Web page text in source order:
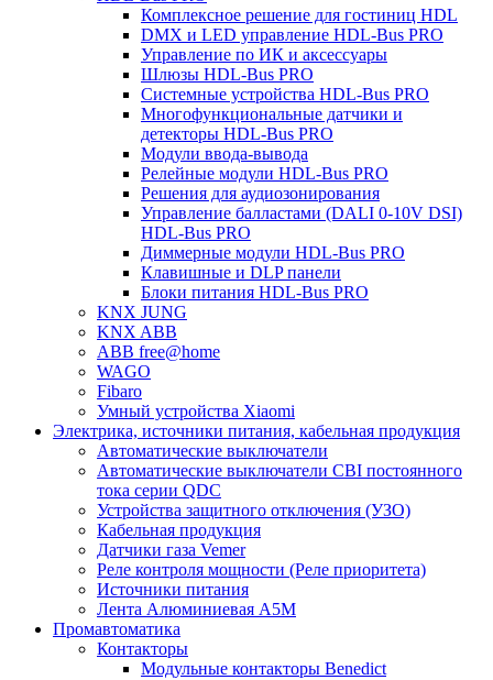
Комплексное решение для гостиниц HDL
DMX и LED управление HDL-Bus PRO
Управление по ИК и аксессуары
Шлюзы HDL-Bus PRO
Системные устройства HDL-Bus PRO
Многофункциональные датчики и
детекторы HDL-Bus PRO
Модули ввода-вывода
Релейные модули HDL-Bus PRO
Решения для аудиозонирования
Управление балластами (DALI 0-10V DSI)
HDL-Bus PRO
Диммерные модули HDL-Bus PRO
Клавишные и DLP панели
Блоки питания HDL-Bus PRO
KNX JUNG
KNX ABB
ABB free@home
WAGO
Fibaro
Умный устройства Xiaomi
Электрика, источники питания, кабельная продукция
Автоматические выключатели
Автоматические выключатели CBI постоянного
тока серии QDC
Устройства защитного отключения (УЗО)
Кабельная продукция
Датчики газа Vemer
Реле контроля мощности (Реле приоритета)
Источники питания
Лента Алюминиевая А5М
Промавтоматика
Контакторы
Модульные контакторы Benedict